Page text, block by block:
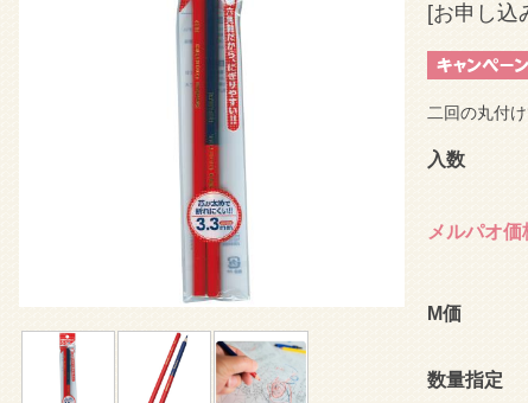
[お申し込
二回の丸付
入数
メルパオ価
M価
数量指定